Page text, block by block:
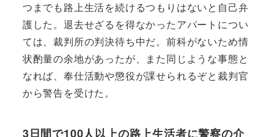
つまでも路上生活を続けるつもりはないと自己弁
護した。退去せざるを得なかったアパートについ
ては、裁判所の判決待ち中だ。前科がないため情
状酌量の余地があったが、また同じような事態と
なれば、奉仕活動や懲役が課せられるぞと裁判官
から警告を受けた。
3日間で100人以上の路上生活者に警察の介